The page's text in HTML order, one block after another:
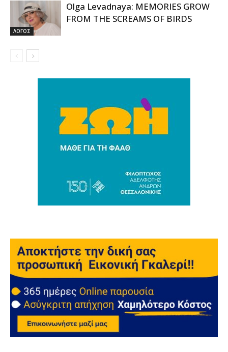
ΛΟΓΟΣ
Olga Levadnaya: MEMORIES GROW
FROM THE SCREAMS OF BIRDS